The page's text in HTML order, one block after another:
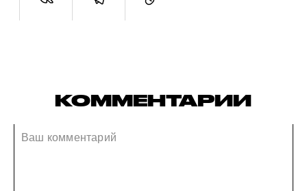
КОММЕНТАРИИ